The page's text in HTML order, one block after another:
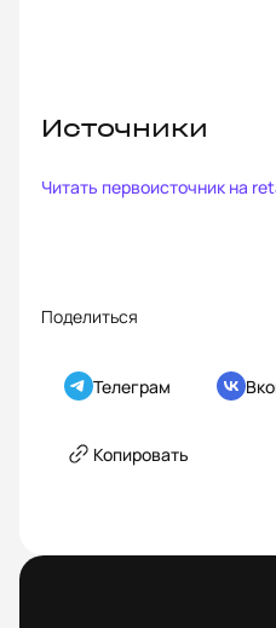
Источники
Читать первоисточник на
Поделиться
Телеграм
Копировать